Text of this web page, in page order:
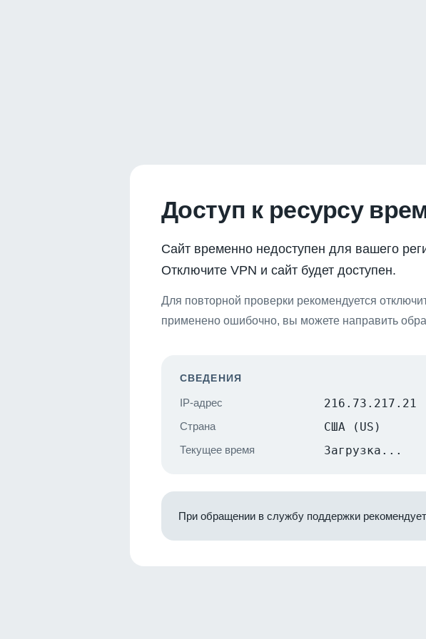
Доступ к ресурсу
Сайт временно недоступен для вашего
Отключите VPN и сайт будет доступен.
Для повторной проверки рекомендуется
применено ошибочно, вы можете направить
СВЕДЕНИЯ
IP-адрес 216.73.217.21
Страна США (US)
Текущее время Загрузка...
При обращении в службу поддержки